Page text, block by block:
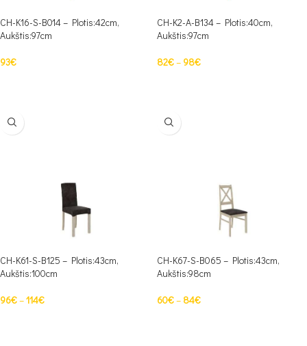
CH-K16-S-B014 – Plotis:42cm,
Aukštis:97cm
93€
CH-K2-A-B134 – Plotis:40cm,
Aukštis:97cm
82€– 98€
CH-K61-S-B125 – Plotis:43cm,
Aukštis:100cm
96€–114€
CH-K67-S-B065 – Plotis:43cm,
Aukštis:98cm
60€– 84€